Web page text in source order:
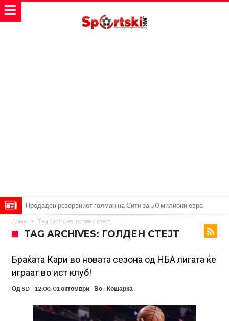
Сврзуваат уште еден англиски репрезентативец со Ливерпул
Замена за Влаховиќ: Напаѓачот на Манчестер доаѓа во Јувентус!
УЕФА повторно се заканува со бојкот на турнирите на ФИФА
поради Инфантино
Мурињо бесен поради одлуката на Реал: Протекоа детали од
разговорот што го потресе Мадрид!
Трансфер бомба во најва – Ливерпул сака да се засили од Реал
Мадрид!
Карагер ги изненади сите со својата прогноза: “Тие ќе ја освојат
Премиер лигата, а причината е едноставна”
Родри ги отвори вратите за трансфер во Барселона, Реал Мадрид
Дома Tag Archives: голден стејт
TAG ARCHIVES: ГОЛДЕН СТЕЈТ
Браќата Кари во новата сезона од НБА лигата ќе
играат во ист клуб!
Од SD 12:00, 01 октомври Во : Кошарка